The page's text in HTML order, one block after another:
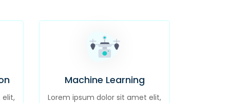
elit,
Machine Learning
Lorem ipsum dolor sit amet elit,